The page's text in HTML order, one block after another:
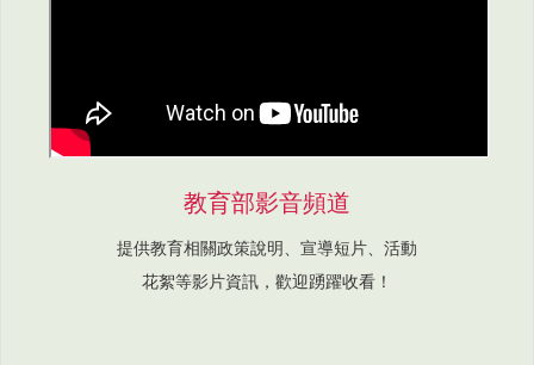
教育部影音頻道
提供教育相關政策說明、宣導短片、活動
花絮等影片資訊，歡迎踴躍收看！